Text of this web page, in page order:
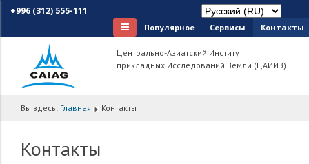
+996 (312) 555-111
Популярное Сервисы Контакты
Центрально-Азиатский Институт
прикладных Исследований Земли (ЦАИИЗ)
Вы здесь: Главная Контакты
Контакты